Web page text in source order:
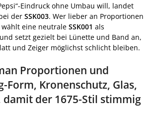
Eindruck ohne Umbau will, landet
der SSK003. Wer lieber an Proportionen
eine neutrale SSK001 als
setzt gezielt bei Lünette und Band an,
und Zeiger möglichst schlicht bleiben.
Proportionen und
Form, Kronenschutz, Glas,
damit der 1675-Stil stimmig